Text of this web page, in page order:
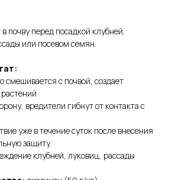
почву перед посадкой клубней,
или посевом семян.
смешивается с почвой, создает
вредители гибнут от контакта с
уже в течение суток после внесения
защиту
клубней, луковиц, рассады